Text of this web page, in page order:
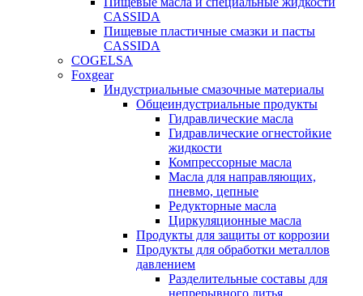
CASSIDA
Пищевые пластичные смазки и пасты
CASSIDA
COGELSA
Foxgear
Индустриальные смазочные материалы
Общеиндустриальные продукты
Гидравлические масла
Гидравлические огнестойкие
жидкости
Компрессорные масла
Масла для направляющих,
пневмо, цепные
Редукторные масла
Циркуляционные масла
Продукты для защиты от коррозии
Продукты для обработки металлов
давлением
Разделительные составы для
непрерывного литья